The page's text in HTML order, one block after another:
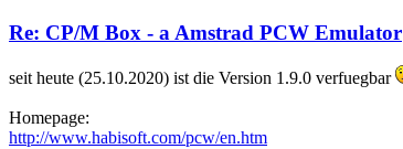
Re: CP/M Box - a Amstrad PCW Emulator
seit heute (25.10.2020) ist die Version 1.9.0 verfuegbar
Homepage:
http://www.habisoft.com/pcw/en.htm